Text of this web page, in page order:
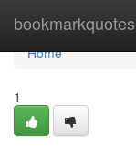
bookmarkquotes
Home
Home
1